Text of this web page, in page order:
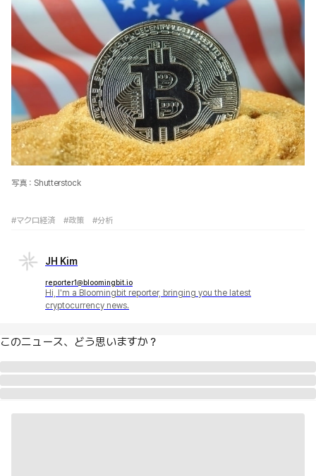
写真：Shutterstock
#マクロ経済 #政策 #分析
JH Kim
reporter1@bloomingbit.io
Hi, I'm a Bloomingbit reporter, bringing you the latest
cryptocurrency news.
このニュース、どう思いますか？